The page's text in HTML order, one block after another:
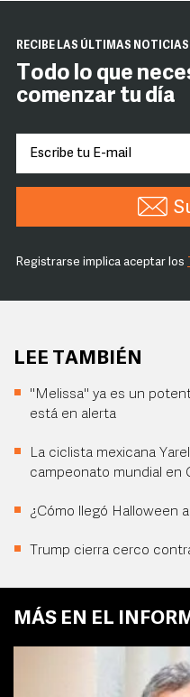
RECIBE LAS ÚLTIMAS
Todo lo que
comenzar tu día
Registrarse implica aceptar los
LEE TAMBIÉN
"Melissa" ya es un
está en alerta
La ciclista mexicana
campeonato mundial en
¿Cómo llegó Halloween
Trump cierra cerco
MÁS EN EL